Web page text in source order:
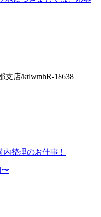
支店/ktlwmhR-18638
整理のお仕事！
〜